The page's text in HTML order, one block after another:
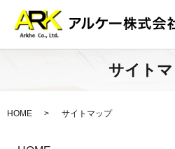
サイト
HOME サイトマップ